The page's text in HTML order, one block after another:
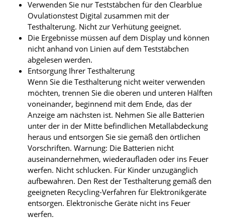
Verwenden Sie nur Teststäbchen für den Clearblue
Ovulationstest Digital zusammen mit der
Testhalterung. Nicht zur Verhütung geeignet.
Die Ergebnisse müssen auf dem Display und können
nicht anhand von Linien auf dem Teststäbchen
abgelesen werden.
Entsorgung Ihrer Testhalterung
Wenn Sie die Testhalterung nicht weiter verwenden
möchten, trennen Sie die oberen und unteren Hälften
voneinander, beginnend mit dem Ende, das der
Anzeige am nächsten ist. Nehmen Sie alle Batterien
unter der in der Mitte befindlichen Metallabdeckung
heraus und entsorgen Sie sie gemäß den örtlichen
Vorschriften. Warnung: Die Batterien nicht
auseinandernehmen, wiederaufladen oder ins Feuer
werfen. Nicht schlucken. Für Kinder unzugänglich
aufbewahren. Den Rest der Testhalterung gemäß den
geeigneten Recycling-Verfahren für Elektronikgeräte
entsorgen. Elektronische Geräte nicht ins Feuer
werfen.